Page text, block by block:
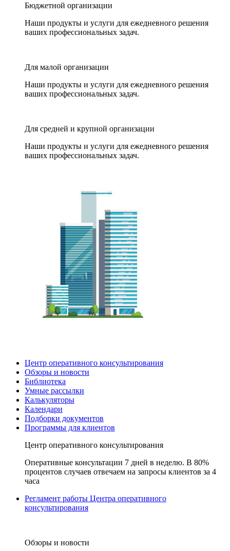
Бюджетной организации
Наши продукты и услуги для ежедневного решения
ваших профессиональных задач.
Для малой организации
Наши продукты и услуги для ежедневного решения
ваших профессиональных задач.
Для средней и крупной организации
Наши продукты и услуги для ежедневного решения
ваших профессиональных задач.
Центр оперативного консультирования
Обзоры и новости
Библиотека
Умные рассылки
Калькуляторы
Календари
Подборки документов
Программы для клиентов
Центр оперативного консультирования
Оперативные консультации 7 дней в неделю. В 80%
процентов случаев отвечаем на запросы клиентов за 4
часа
Регламент работы Центра оперативного
консультирования
Обзоры и новости